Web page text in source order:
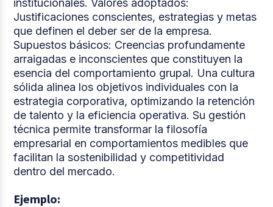
institucionales. Valores adoptados:
Justificaciones conscientes, estrategias y metas
que definen el deber ser de la empresa.
Supuestos básicos: Creencias profundamente
arraigadas e inconscientes que constituyen la
esencia del comportamiento grupal. Una cultura
sólida alinea los objetivos individuales con la
estrategia corporativa, optimizando la retención
de talento y la eficiencia operativa. Su gestión
técnica permite transformar la filosofía
empresarial en comportamientos medibles que
facilitan la sostenibilidad y competitividad
dentro del mercado.
Ejemplo: